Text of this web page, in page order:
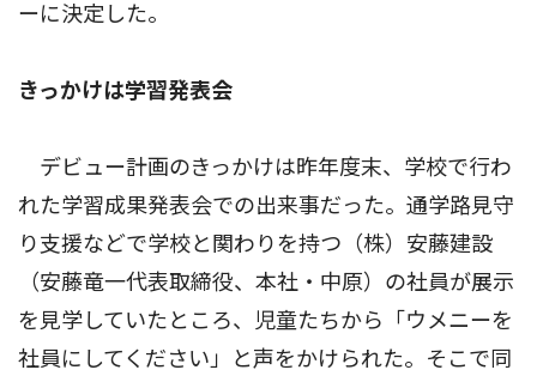
ーに決定した。
きっかけは学習発表会
デビュー計画のきっかけは昨年度末、学校で行わ
れた学習成果発表会での出来事だった。通学路見守
り支援などで学校と関わりを持つ（株）安藤建設
（安藤竜一代表取締役、本社・中原）の社員が展示
を見学していたところ、児童たちから「ウメニーを
社員にしてください」と声をかけられた。そこで同